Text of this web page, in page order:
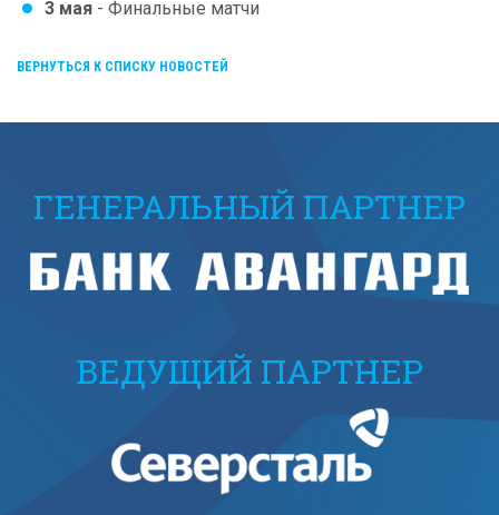
3 мая - Финальные матчи
ВЕРНУТЬСЯ К СПИСКУ НОВОСТЕЙ
ГЕНЕРАЛЬНЫЙ ПАРТНЕР
ВЕДУЩИЙ ПАРТНЕР